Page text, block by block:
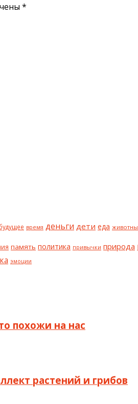
*
время деньги дети еда
память политика привычки природа
эмоции
похожи на нас
растений и грибов